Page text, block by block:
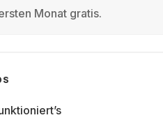
Monat gratis.